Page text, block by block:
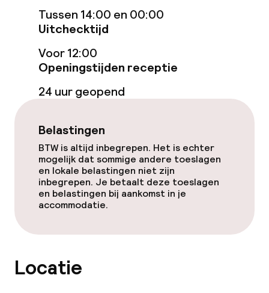
Tussen 14:00 en 00:00
Uitchecktijd
Voor 12:00
Openingstijden receptie
24 uur geopend
Belastingen
BTW is altijd inbegrepen. Het is echter
mogelijk dat sommige andere toeslagen
en lokale belastingen niet zijn
inbegrepen. Je betaalt deze toeslagen
en belastingen bij aankomst in je
accommodatie.
Locatie